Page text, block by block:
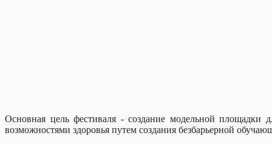
Основная цель фестиваля - создание модельной площадки
возможностями здоровья путем создания безбарьерной